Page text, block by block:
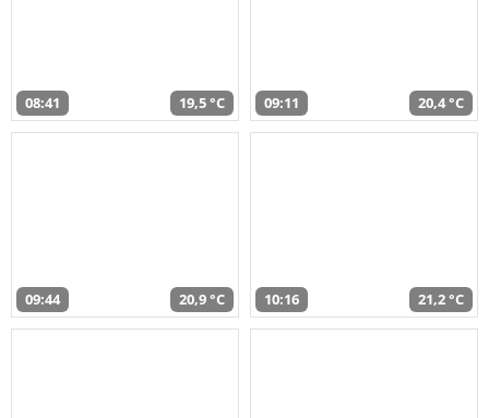
08:41 19,5 °C 09:11 20,4 °C
09:44 20,9 °C 10:16 21,2 °C